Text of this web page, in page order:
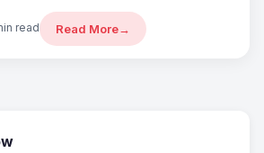
read Read More→